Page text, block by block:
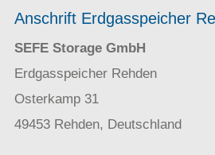
Anschrift Erdgasspeicher
SEFE Storage GmbH
Erdgasspeicher Rehden
Osterkamp 31
49453 Rehden, Deutschland